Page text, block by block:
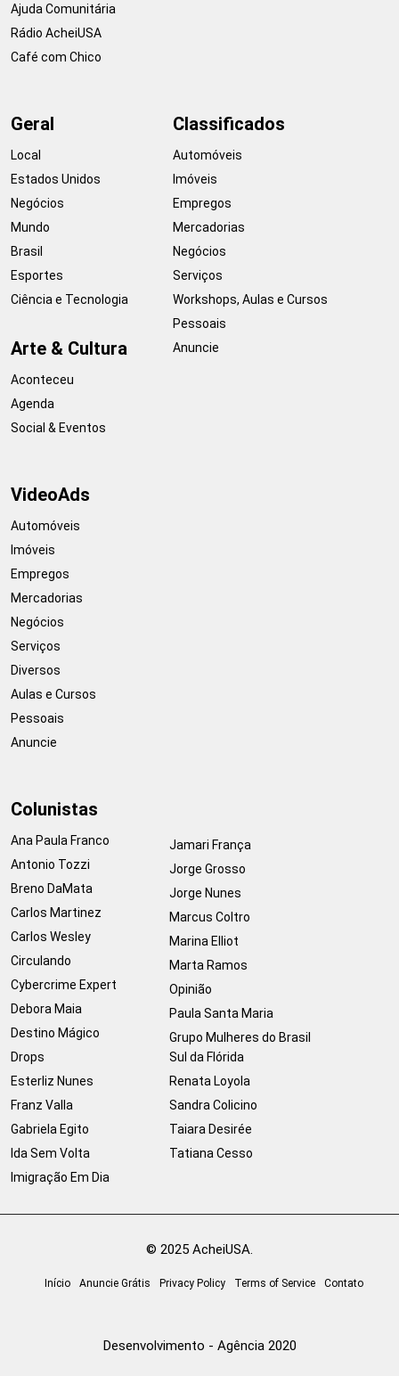
Ajuda Comunitária
Rádio AcheiUSA
Café com Chico
Geral
Local
Estados Unidos
Negócios
Mundo
Brasil
Esportes
Ciência e Tecnologia
Arte & Cultura
Aconteceu
Agenda
Social & Eventos
Classificados
Automóveis
Imóveis
Empregos
Mercadorias
Negócios
Serviços
Workshops, Aulas e Cursos
Pessoais
Anuncie
VideoAds
Automóveis
Imóveis
Empregos
Mercadorias
Negócios
Serviços
Diversos
Aulas e Cursos
Pessoais
Anuncie
Colunistas
Ana Paula Franco
Antonio Tozzi
Breno DaMata
Carlos Martinez
Carlos Wesley
Circulando
Cybercrime Expert
Debora Maia
Destino Mágico
Drops
Esterliz Nunes
Franz Valla
Gabriela Egito
Ida Sem Volta
Imigração Em Dia
Jamari França
Jorge Grosso
Jorge Nunes
Marcus Coltro
Marina Elliot
Marta Ramos
Opinião
Paula Santa Maria
Grupo Mulheres do Brasil
Sul da Flórida
Renata Loyola
Sandra Colicino
Taiara Desirée
Tatiana Cesso
© 2025 AcheiUSA.
Início Anuncie Grátis Privacy Policy Terms of Service Contato
Desenvolvimento - Agência 2020